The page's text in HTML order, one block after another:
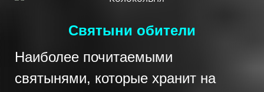
Святыни обители
Наиболее почитаемыми
святынями, которые хранит на